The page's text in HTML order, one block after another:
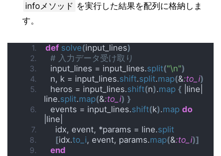
infoメソッド を実行した結果を配列に格納しま
す。
def solve(input_lines)
# 入力データ受け取り
  input_lines = input_lines.
split("\n")
  n, k = input_lines.
shift.split.map(&:to_i)
  heros = input_lines.
shift(n).map { |line|
line.split.map(&:to_i) }
  events = input_lines.
shift(k).map do
|line|
    idx, event, *params = line.
split
[idx.to_i, event, params.map(&:to_i)]
end